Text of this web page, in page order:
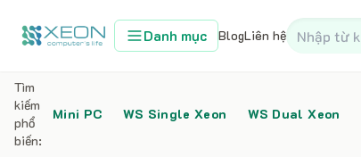
Danh mục BlogLiên hệ
Tìm
kiếm
phổ
biến:
Mini PC WS Single Xeon WS Dual Xeon
Home